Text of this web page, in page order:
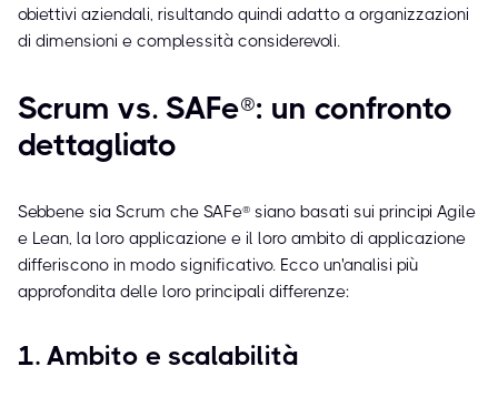
obiettivi aziendali, risultando quindi adatto a organizzazioni
di dimensioni e complessità considerevoli.
Scrum vs. SAFe®: un confronto
dettagliato
Sebbene sia Scrum che SAFe® siano basati sui principi Agile
e Lean, la loro applicazione e il loro ambito di applicazione
differiscono in modo significativo. Ecco un'analisi più
approfondita delle loro principali differenze:
1. Ambito e scalabilità